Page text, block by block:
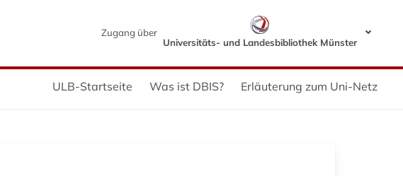
Zugang über
Universitäts- und Landesbibliothek Münster
ULB-Startseite Was ist DBIS? Erläuterung zum Uni-Netz